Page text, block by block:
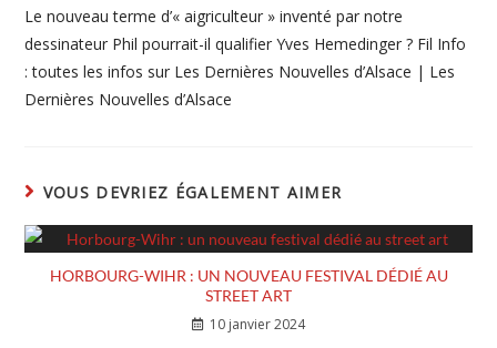
Le nouveau terme d’« aigriculteur » inventé par notre
dessinateur Phil pourrait-il qualifier Yves Hemedinger ? Fil Info
: toutes les infos sur Les Dernières Nouvelles d’Alsace | Les
Dernières Nouvelles d’Alsace
VOUS DEVRIEZ ÉGALEMENT AIMER
HORBOURG-WIHR : UN NOUVEAU FESTIVAL DÉDIÉ AU
STREET ART
10 janvier 2024